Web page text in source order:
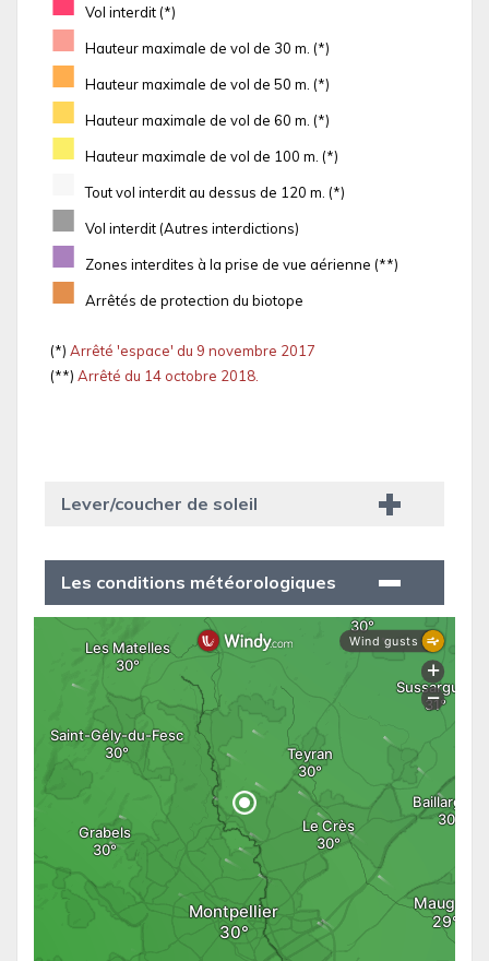
Vol interdit (*)
■ Hauteur maximale de vol de 30 m. (*)
■ Hauteur maximale de vol de 50 m. (*)
■ Hauteur maximale de vol de 60 m. (*)
■ Hauteur maximale de vol de 100 m. (*)
Tout vol interdit au dessus de 120 m. (*)
■ Vol interdit (Autres interdictions)
■ Zones interdites à la prise de vue aérienne (**)
■ Arrêtés de protection du biotope
(*) Arrêté 'espace' du 9 novembre 2017
(**) Arrêté du 14 octobre 2018.
Lever/coucher de soleil
Les conditions météorologiques